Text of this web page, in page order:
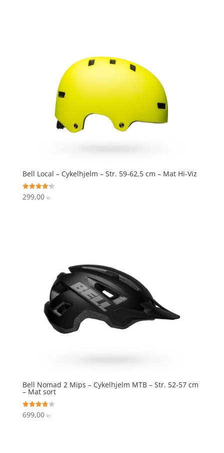
Bell Local – Cykelhjelm – Str. 59-62,5 cm – Mat Hi-Viz
Vurderet
4.2
299,00 kr.
Bell Nomad 2 Mips – Cykelhjelm MTB – Str. 52-57 cm
– Mat sort
Vurderet
3.9
699,00 kr.